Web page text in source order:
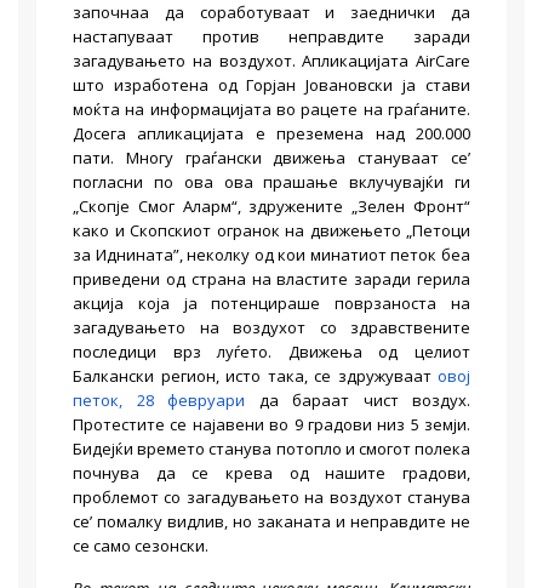
започнаа да соработуваат и заеднички да
настапуваат против неправдите заради
загадувањето на воздухот. Апликацијата AirCare
што изработена од Горјан Јовановски ја стави
моќта на информацијата во рацете на граѓаните.
Досега апликацијата е преземена над 200.000
пати. Многу граѓански движења стануваат се’
погласни по ова ова прашање вклучувајќи ги
„Скопје Смог Аларм“, здружените „Зелен Фронт“
како и Скопскиот огранок на движењето „Петоци
за Иднината”, неколку од кои минатиот петок беа
приведени од страна на властите заради герила
акција која ја потенцираше поврзаноста на
загадувањето на воздухот со здравствените
последици врз луѓето. Движења од целиот
Балкански регион, исто така, се здружуваат овој
петок, 28 февруари да бараат чист воздух.
Протестите се најавени во 9 градови низ 5 земји.
Бидејќи времето станува потопло и смогот полека
почнува да се крева од нашите градови,
проблемот со загадувањето на воздухот станува
се’ помалку видлив, но заканата и неправдите не
се само сезонски.